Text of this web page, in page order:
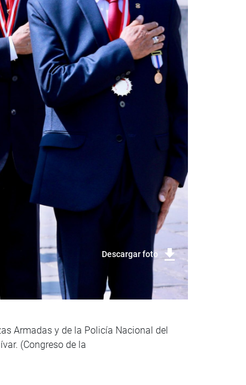
Descargar foto
Armadas y de la Policía Nacional del
(Congreso de la